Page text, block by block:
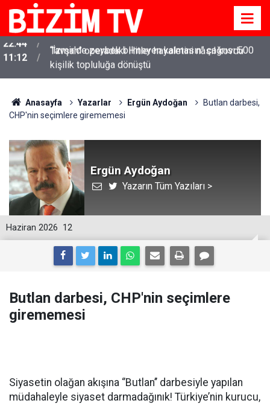
11:12
“İzmir'de zeybek bilmeyen kalmasın” çağrısı 500
kişilik topluluğa dönüştü
Anasayfa Yazarlar Ergün Aydoğan
Butlan darbesi,
CHP'nin seçimlere girememesi
Ergün Aydoğan
Yazarın Tüm Yazıları >
12
Haziran 2026
Butlan darbesi, CHP'nin seçimlere
girememesi
Siyasetin olağan akışına ‘’Butlan’’ darbesiyle yapılan
müdahaleyle siyaset darmadağınık! Türkiye’nin kurucu,